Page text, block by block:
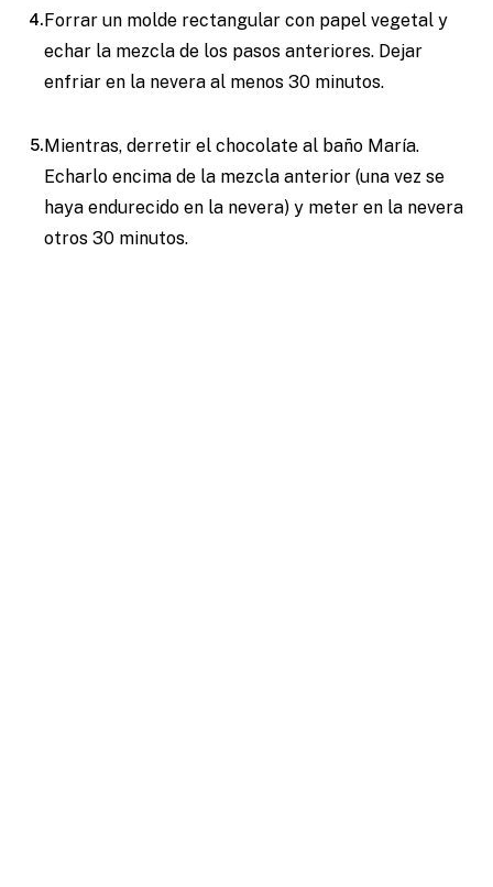
Forrar un molde rectangular con papel vegetal y
echar la mezcla de los pasos anteriores. Dejar
enfriar en la nevera al menos 30 minutos.
Mientras, derretir el chocolate al baño María.
Echarlo encima de la mezcla anterior (una vez se
haya endurecido en la nevera) y meter en la nevera
otros 30 minutos.